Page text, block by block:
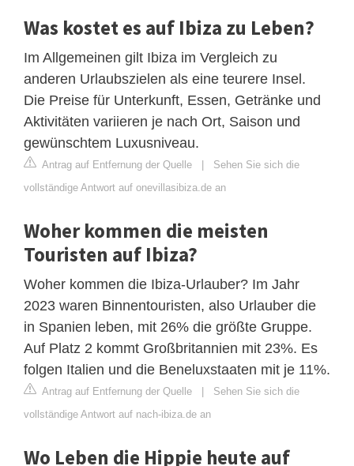
Was kostet es auf Ibiza zu Leben?
Im Allgemeinen gilt Ibiza im Vergleich zu
anderen Urlaubszielen als eine teurere Insel.
Die Preise für Unterkunft, Essen, Getränke und
Aktivitäten variieren je nach Ort, Saison und
gewünschtem Luxusniveau.
Antrag auf Entfernung der Quelle | Sehen Sie sich die
vollständige Antwort auf onevillasibiza.de an
Woher kommen die meisten
Touristen auf Ibiza?
Woher kommen die Ibiza-Urlauber? Im Jahr
2023 waren Binnentouristen, also Urlauber die
in Spanien leben, mit 26% die größte Gruppe.
Auf Platz 2 kommt Großbritannien mit 23%. Es
folgen Italien und die Beneluxstaaten mit je 11%.
Antrag auf Entfernung der Quelle | Sehen Sie sich die
vollständige Antwort auf nach-ibiza.de an
Wo Leben die Hippie heute auf